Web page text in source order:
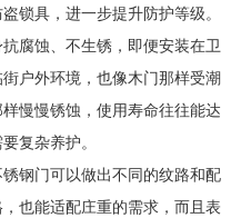
锁具，进一步提升防护等级。
腐蚀、不生锈，即便安装在卫
户外环境，也像木门那样受潮
慢慢锈蚀，使用寿命往往能达
复杂养护。
钢门可以做出不同的纹路和配
也能适配庄重的需求，而且表